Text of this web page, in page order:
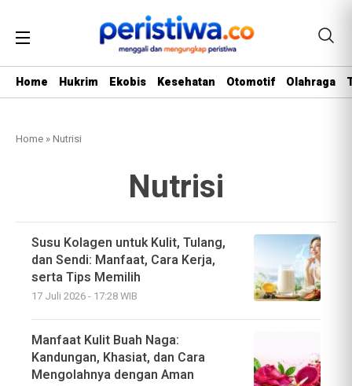
Home Hukrim Ekobis Kesehatan Otomotif Olahraga
Home »Nutrisi
Nutrisi
Susu Kolagen untuk Kulit, Tulang,
dan Sendi: Manfaat, Cara Kerja,
serta Tips Memilih
17 Juli 2026 - 17:28 WIB
Manfaat Kulit Buah Naga:
Kandungan, Khasiat, dan Cara
Mengolahnya dengan Aman